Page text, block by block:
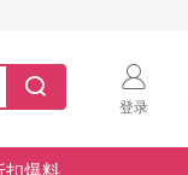
登录
扣爆料